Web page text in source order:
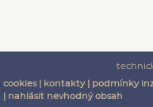
cookies| kontakty| podmínky
| nahlásit nevhodný obsah